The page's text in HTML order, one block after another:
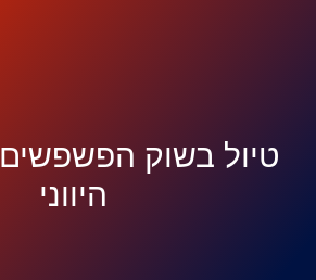
טיול בשוק הפשפשים
היווני